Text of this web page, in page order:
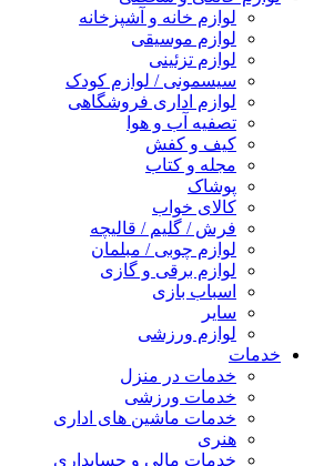
لوازم خانه و آشپزخانه
لوازم موسیقی
لوازم تزئینی
سیسمونی / لوازم کودک
لوازم اداری فروشگاهی
تصفیه آب و هوا
کیف و کفش
مجله و کتاب
پوشاک
کالای خواب
فرش / گلیم / قالیچه
لوازم چوبی / مبلمان
لوازم برقی و گازی
اسباب بازی
سایر
لوازم ورزشی
خدمات
خدمات در منزل
خدمات ورزشی
خدمات ماشین های اداری
هنری
خدمات مالی و حسابداری